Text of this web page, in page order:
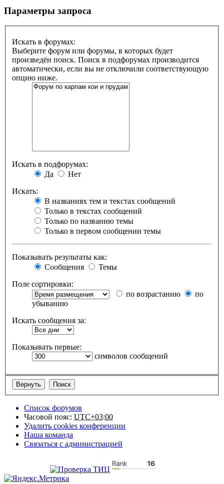
Параметры запроса
Искать в форумах:
Выберите форум или форумы, в которых будет
произведён поиск. Поиск в подфорумах производится
автоматически, если вы не отключили соответствующую
опцию ниже.
Искать в подфорумах:
Да
Нет
Искать:
В названиях тем и текстах сообщений
Только в текстах сообщений
Только по названию темы
Только в первом сообщении темы
Показывать результаты как:
Сообщения
Темы
Поле сортировки:
по возрастанию
по
убыванию
Искать сообщения за:
Показывать первые:
символов сообщений
Список форумов
Часовой пояс: UTC+03:00
Удалить cookies конференции
Наша команда
Связаться с администрацией